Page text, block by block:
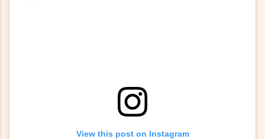
View this post on Instagram